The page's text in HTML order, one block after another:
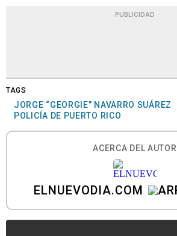
PUBLICIDAD
TAGS
JORGE “GEORGIE” NAVARRO SUÁREZ
POLICÍA DE PUERTO RICO
ACERCA DEL AUTOR
ELNUEVODIA.COM